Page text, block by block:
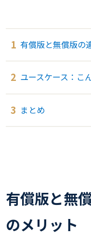
有償版と無償版の
ユースケース：こ
まとめ
有償版と無
のメリット